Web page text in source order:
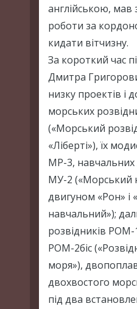
англійською,
роботи за
кидати вітчизну.
За короткий час
Дмитра
низку проектів і
морських
(«Морський
«Ліберті»), їх
МР-3, навчальних
МУ-2 («Морський
двигуном «Рон» і
навчальний»);
розвідників
РОМ-2біс
моря»),
двохвостого
під два